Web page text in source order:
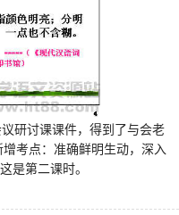
研讨课课件，得到了与会老
考点：准确鲜明生动，深入
是第二课时。